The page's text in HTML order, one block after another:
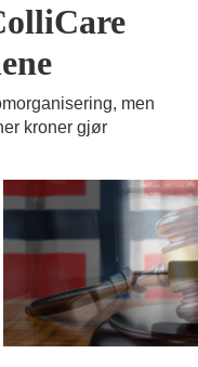
men
kroner gjør